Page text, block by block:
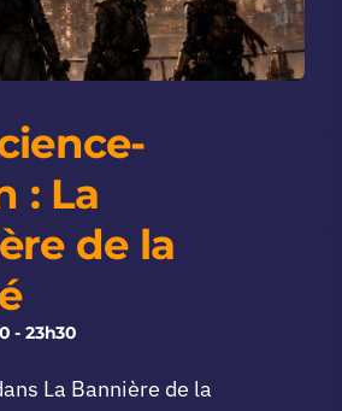
: La
de la
- 23h30
La Bannière de la